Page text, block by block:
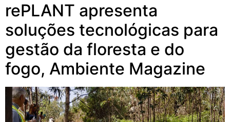
rePLANT apresenta
soluções tecnológicas para
gestão da floresta e do
fogo, Ambiente Magazine